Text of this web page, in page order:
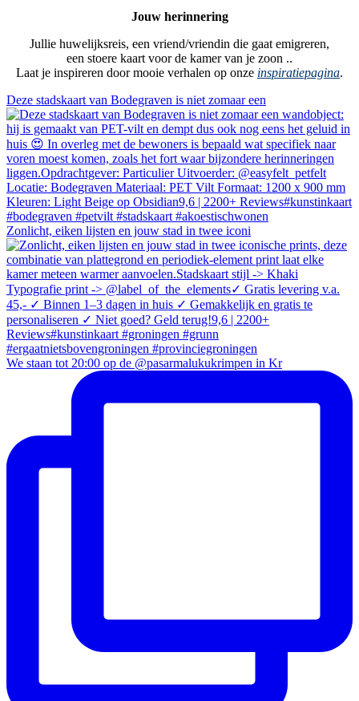
Jouw herinnering
Jullie huwelijksreis, een vriend/vriendin die gaat emigreren,
een stoere kaart voor de kamer van je zoon ..
Laat je inspireren door mooie verhalen op onze inspiratiepagina.
Deze stadskaart van Bodegraven is niet zomaar een
Zonlicht, eiken lijsten en jouw stad in twee iconi
We staan tot 20:00 op de @pasarmalukukrimpen in Kr